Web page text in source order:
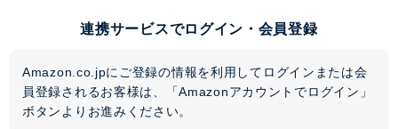
連携サービスでログイン・会員登録
Amazon.co.jpにご登録の情報を利用してログインまたは会
員登録されるお客様は、「Amazonアカウントでログイン」
ボタンよりお進みください。